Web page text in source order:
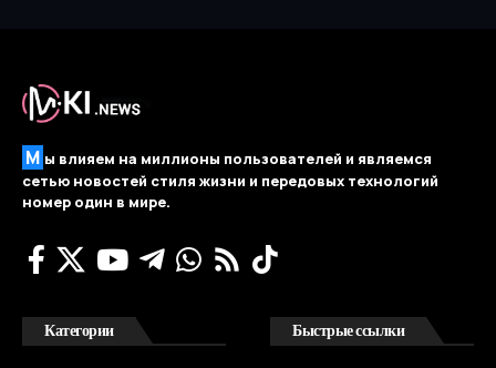
М ы влияем на миллионы пользователей и являемся
сетью новостей стиля жизни и передовых технологий
номер один в мире.
Категории Быстрые ссылки